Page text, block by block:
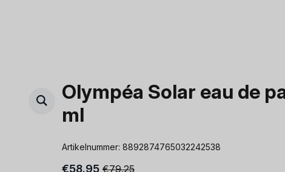
Olympéa Solar eau de
ml
Artikelnummer:8892874765032242538
€79.25
€58.95